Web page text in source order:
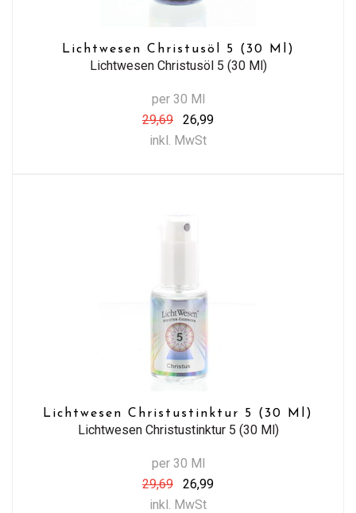
Lichtwesen Christusöl 5 (30 Ml)
Lichtwesen Christusöl 5 (30 Ml)
per 30 Ml
29,69
26,99
inkl. MwSt
Lichtwesen Christustinktur 5 (30 Ml)
Lichtwesen Christustinktur 5 (30 Ml)
per 30 Ml
29,69
26,99
inkl. MwSt